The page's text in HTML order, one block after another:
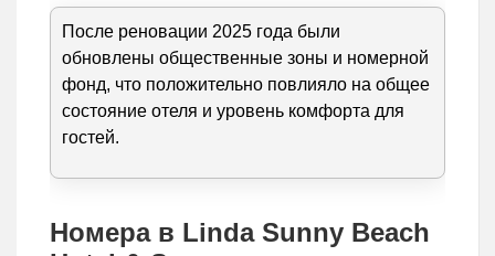
После реновации 2025 года были
обновлены общественные зоны и номерной
фонд, что положительно повлияло на общее
состояние отеля и уровень комфорта для
гостей.
Номера в Linda Sunny Beach